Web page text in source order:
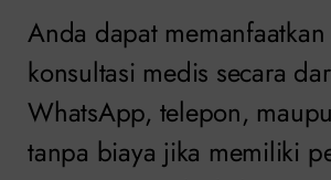
Anda dapat
konsultasi medis secara
WhatsApp, telepon,
tanpa biaya jika memiliki